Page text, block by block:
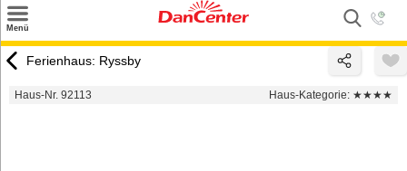
Menü
Urlaubsziele
Ferienhaus: Ryssby
Haus-Nr. 92113 Haus-Kategorie: ★★★★